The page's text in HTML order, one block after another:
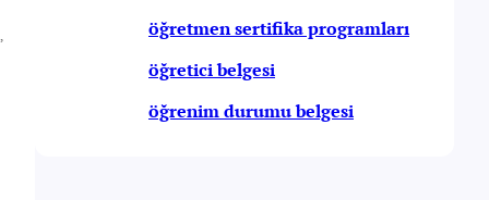
öğretmen sertifika programları
öğretici belgesi
öğrenim durumu belgesi